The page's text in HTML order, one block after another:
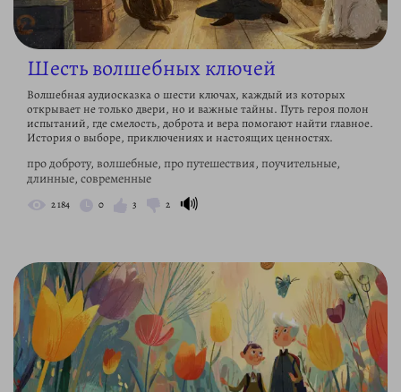
Шесть волшебных ключей
Волшебная аудиосказка о шести ключах, каждый из которых
открывает не только двери, но и важные тайны. Путь героя полон
испытаний, где смелость, доброта и вера помогают найти главное.
История о выборе, приключениях и настоящих ценностях.
про доброту, волшебные, про путешествия, поучительные,
длинные, современные
2 184 0 3 2 🔊